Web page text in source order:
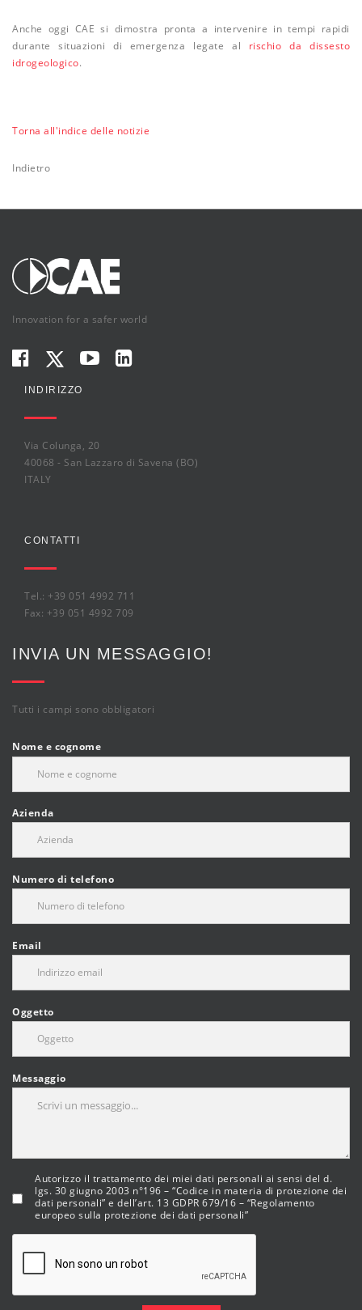
Anche oggi CAE si dimostra pronta a intervenire in tempi rapidi
durante situazioni di emergenza legate al rischio da dissesto
idrogeologico.
Torna all'indice delle notizie
Indietro
Innovation for a safer world
INDIRIZZO
Via Colunga, 20
40068 - San Lazzaro di Savena (BO)
ITALY
CONTATTI
Tel.: +39 051 4992 711
Fax: +39 051 4992 709
INVIA UN MESSAGGIO!
Tutti i campi sono obbligatori
Nome e cognome
Azienda
Numero di telefono
Email
Oggetto
Messaggio
Autorizzo il trattamento dei miei dati personali ai sensi del d.
lgs. 30 giugno 2003 n°196 – “Codice in materia di protezione dei
dati personali” e dell’art. 13 GDPR 679/16 – “Regolamento
europeo sulla protezione dei dati personali”